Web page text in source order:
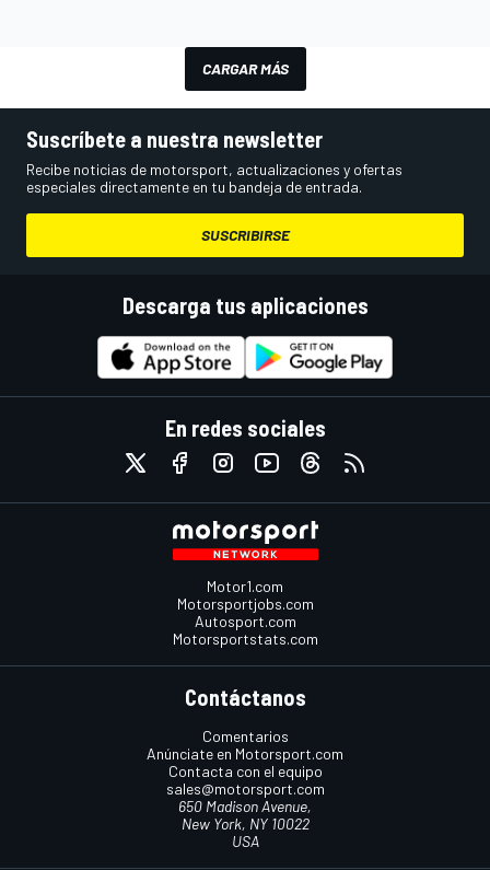
CARGAR MÁS
Suscríbete a nuestra newsletter
Recibe noticias de motorsport, actualizaciones y ofertas
especiales directamente en tu bandeja de entrada.
SUSCRIBIRSE
Descarga tus aplicaciones
En redes sociales
Motor1.com
Motorsportjobs.com
Autosport.com
Motorsportstats.com
Contáctanos
Comentarios
Anúnciate en Motorsport.com
Contacta con el equipo
sales@motorsport.com
650 Madison Avenue,
New York, NY 10022
USA